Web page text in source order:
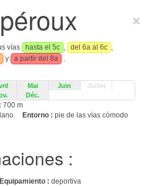
vías hasta el 5c , del 6a al 6c ,
y a partir del 8a
.
Mai Juin
Juillet
Déc.
700 m
Entorno : pie de las vías cómodo
:
Equipamiento : deportiva